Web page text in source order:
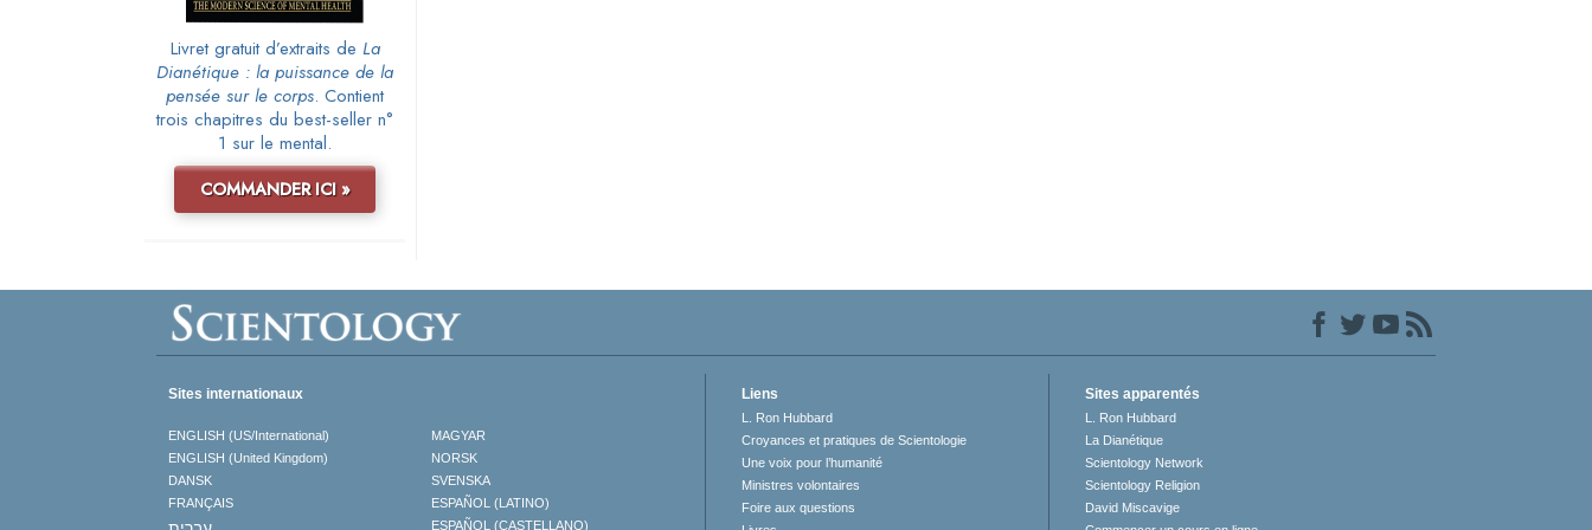
Livret gratuit d’extraits de La
Dianétique : la puissance de la
pensée sur le corps. Contient
trois chapitres du best-seller n°
1 sur le mental.
COMMANDER ICI »
Sites internationaux
ENGLISH (US/International)
ENGLISH (United Kingdom)
DANSK
FRANÇAIS
MAGYAR
NORSK
SVENSKA
ESPAÑOL (LATINO)
ESPAÑOL (CASTELLANO)
Liens
L. Ron Hubbard
Croyances et pratiques de Scientologie
Une voix pour l’humanité
Ministres volontaires
Foire aux questions
Sites apparentés
L. Ron Hubbard
La Dianétique
Scientology Network
Scientology Religion
David Miscavige